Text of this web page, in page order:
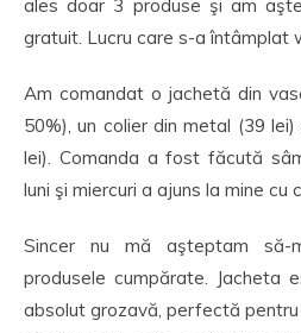
ales doar 3 produse şi am
gratuit. Lucru care s-a întâmplat
Am comandat o jachetă din
50%), un colier din metal (39
lei). Comanda a fost făcută
luni şi miercuri a ajuns la mine cu
Sincer nu mă aşteptam
produsele cumpărate. Jacheta
absolut grozavă, perfectă